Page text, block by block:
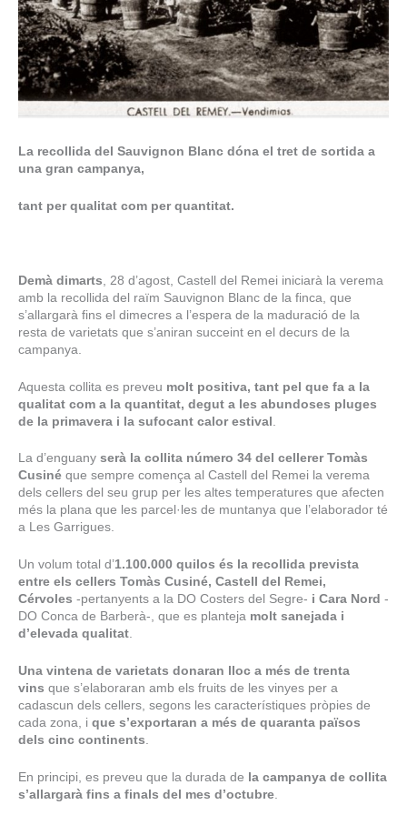
La recollida del Sauvignon Blanc dóna el tret de sortida a
una gran campanya,
tant per qualitat com per quantitat.
Demà dimarts , 28 d’agost, Castell del Remei iniciarà la verema
amb la recollida del raïm Sauvignon Blanc de la finca, que
s’allargarà fins el dimecres a l’espera de la maduració de la
resta de varietats que s’aniran succeint en el decurs de la
campanya.
Aquesta collita es preveu molt positiva, tant pel que fa a la
qualitat com a la quantitat, degut a les abundoses pluges
de la primavera i la sufocant calor estival
La d’enguany serà la collita número 34 del cellerer Tomàs
Cusiné que sempre comença al Castell del Remei la verema
dels cellers del seu grup per les altes temperatures que afecten
més la plana que les parcel·les de muntanya que l’elaborador té
a Les Garrigues.
Un volum total d’1.100.000 quilos és la recollida prevista
entre els cellers Tomàs Cusiné, Castell del Remei,
Cérvoles -pertanyents a la DO Costers del Segre- i Cara Nord -
DO Conca de Barberà-, que es planteja molt sanejada i
d’elevada qualitat.
Una vintena de varietats donaran lloc a més de trenta
vins que s’elaboraran amb els fruits de les vinyes per a
cadascun dels cellers, segons les característiques pròpies de
cada zona, i que s’exportaran a més de quaranta països
dels cinc continents.
En principi, es preveu que la durada de la campanya de collita
s’allargarà fins a finals del mes d’octubre.